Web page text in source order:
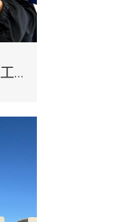
玩柅「水泥 x 木」工作坊(一)